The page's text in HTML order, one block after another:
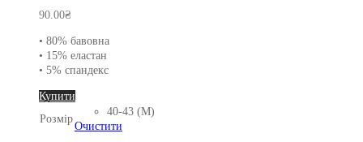
90.00₴
• 80% бавовна
• 15% еластан
• 5% спандекс
Купити
товар
має
Розмір
40-43 (M)
Очистити